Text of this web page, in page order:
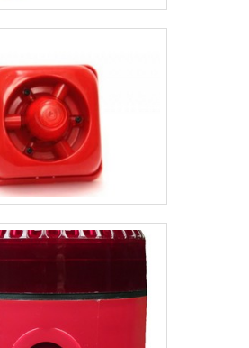
para atender
de uma
de especialistas na
de atuação e
certificados,
sua essência de
o melhor para todos
para acessar o nosso
e saber mais sobre a
nossos serviços e
Se preferir, entre
com um dos